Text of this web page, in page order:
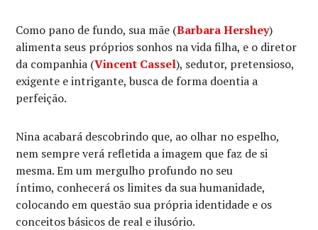
Como pano de fundo, sua mãe (Barbara Hershey)
alimenta seus próprios sonhos na vida filha, e o diretor
da companhia (Vincent Cassel), sedutor, pretensioso,
exigente e intrigante, busca de forma doentia a
perfeição.
Nina acabará descobrindo que, ao olhar no espelho,
nem sempre verá refletida a imagem que faz de si
mesma. Em um mergulho profundo no seu
íntimo, conhecerá os limites da sua humanidade,
colocando em questão sua própria identidade e os
conceitos básicos de real e ilusório.